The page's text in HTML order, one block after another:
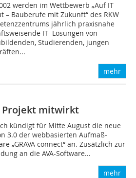
werden im Wettbewerb „Auf IT
– Bauberufe mit Zukunft“ des RKW
jährlich praxisnahe
IT- Lösungen von
Studierenden, jungen
mehr
Projekt mitwirkt
kündigt für Mitte August die neue
3.0 der webbasierten Aufmaß-
„GRAVA connect“ an. Zusätzlich zur
an die AVA-Software...
mehr